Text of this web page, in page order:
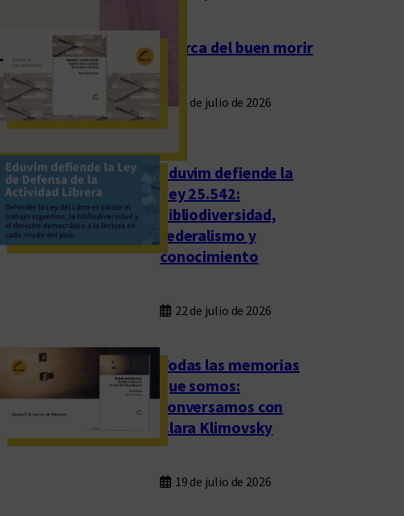
Acerca del buen morir
23 de julio de 2026
Eduvim defiende la
Ley 25.542:
bibliodiversidad,
federalismo y
conocimiento
22 de julio de 2026
Todas las memorias
que somos:
conversamos con
Clara Klimovsky
19 de julio de 2026